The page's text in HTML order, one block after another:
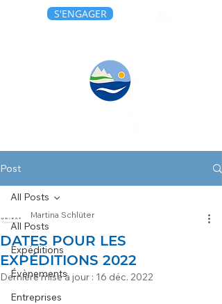
S'ENGAGER
Post
All Posts
Expéditions
Évènements
Entreprises
All Posts
DATES POUR LES
EXPÉDITIONS 2022
Martina Schlüter
Dernière mise à jour : 16 déc. 2022